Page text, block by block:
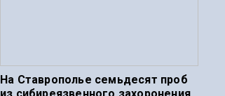
На Ставрополье семьдесят проб